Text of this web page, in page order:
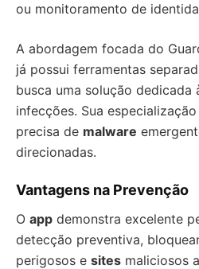
ou monitoramento de
A abordagem focada do
já possui ferramentas
busca uma solução dedicada
infecções. Sua
precisa de malware
direcionadas.
Vantagens na Prevenção
O app demonstra excelente
detecção preventiva,
perigosos e sites maliciosos